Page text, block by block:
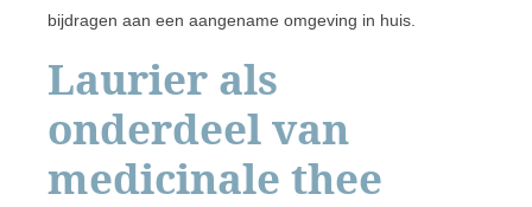
bijdragen aan een aangename omgeving in huis.
Laurier als
onderdeel van
medicinale thee